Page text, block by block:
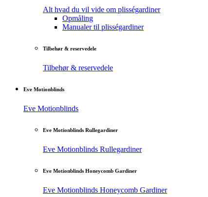
Alt hvad du vil vide om plisségardiner
Opmåling
Manualer til plisségardiner
Tilbehør & reservedele
Tilbehør & reservedele
Eve Motionblinds
Eve Motionblinds
Eve Motionblinds Rullegardiner
Eve Motionblinds Rullegardiner
Eve Motionblinds Honeycomb Gardiner
Eve Motionblinds Honeycomb Gardiner